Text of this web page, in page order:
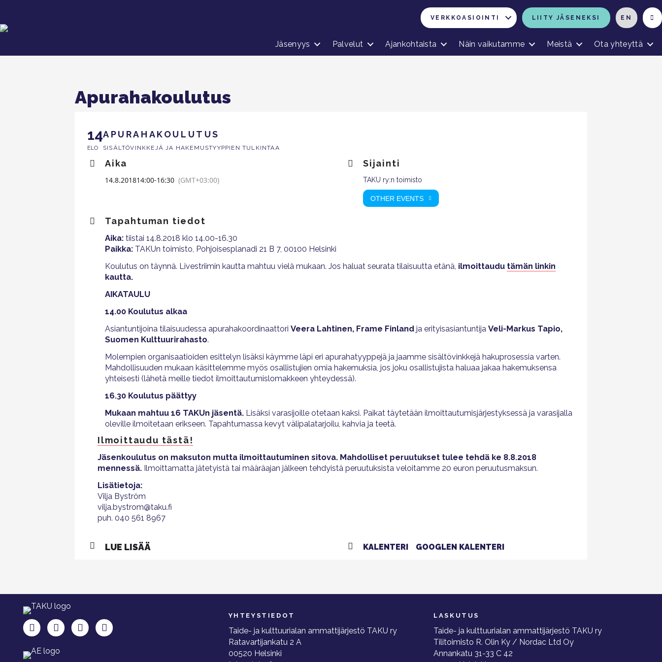
VERKKOASIOINTI LIITY JÄSENEKSI EN
Jäsenyys Palvelut Ajankohtaista Näin vaikutamme Meistä Ota yhteyttä
Apuraha­koulutus
14
ELO
APURAHA­KOULUTUS
SISÄLTÖVINKKEJÄ JA HAKEMUSTYYPPIEN TULKINTAA
Aika
14.8.201814:00-16:30 (GMT+03:00)
Sijainti
TAKU ry:n toimisto
OTHER EVENTS
Tapahtuman tiedot
Aika: tiistai 14.8.2018 klo 14.00-16.30
Paikka: TAKUn toimisto, Pohjoisesplanadi 21 B 7, 00100 Helsinki
Koulutus on täynnä. Livestriimin kautta mahtuu vielä mukaan. Jos haluat seurata tilaisuutta etänä, ilmoittaudu tämän linkin
kautta.
AIKATAULU
14.00 Koulutus alkaa
Asiantuntijoina tilaisuudessa apurahakoordinaattori Veera Lahtinen, Frame Finland ja erityisasiantuntija Veli-Markus Tapio,
Suomen Kulttuurirahasto.
Molempien organisaatioiden esittelyn lisäksi käymme läpi eri apurahatyyppejä ja jaamme sisältövinkkejä hakuprosessia varten.
Mahdollisuuden mukaan käsittelemme myös osallistujien omia hakemuksia, jos joku osallistujista haluaa jakaa hakemuksensa
yhteisesti (lähetä meille tiedot ilmoittautumislomakkeen yhteydessä).
16.30 Koulutus päättyy
Mukaan mahtuu 16 TAKUn jäsentä. Lisäksi varasijoille otetaan kaksi. Paikat täytetään ilmoittautumisjärjestyksessä ja varasijalla
oleville ilmoitetaan erikseen. Tapahtumassa kevyt välipalatarjoilu, kahvia ja teetä.
Ilmoittaudu tästä!
Jäsenkoulutus on maksuton mutta ilmoittautuminen sitova. Mahdolliset peruutukset tulee tehdä ke 8.8.2018
mennessä. Ilmoittamatta jätetyistä tai määräajan jälkeen tehdyistä peruutuksista veloitamme 20 euron peruutusmaksun.
Lisätietoja:
Vilja Byström
vilja.bystrom@taku.fi
puh. 040 561 8967
LUE LISÄÄ KALENTERI GOOGLEN KALENTERI
TAKU Facebookissa
TAKU Twitterissä
TAKU Instagramissa
TAKU LinkedInissä
YHTEYSTIEDOT
Taide- ja kulttuurialan ammattijärjestö TAKU ry
Ratavartijankatu 2 A
00520 Helsinki
LASKUTUS
Taide- ja kulttuurialan ammattijärjestö TAKU ry
Tilitoimisto R. Olin Ky / Nordac Ltd Oy
Annankatu 31-33 C 42